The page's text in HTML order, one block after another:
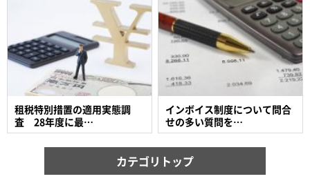
インボイス制度について問合
せの多い質問を…
租税特別措置の適用実態調
査 28年度に最…
カテゴリトップ